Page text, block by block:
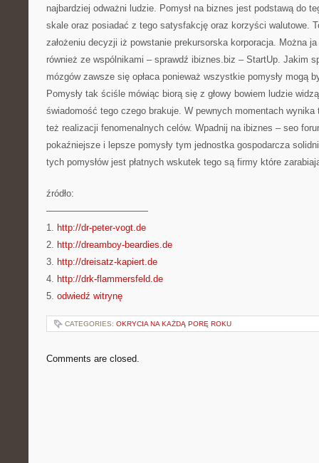
najbardziej odważni ludzie. Pomysł na biznes jest podstawą do
skale oraz posiadać z tego satysfakcję oraz korzyści walutowe.
założeniu decyzji iż powstanie prekursorska korporacja. Można
również ze wspólnikami – sprawdź ibiznes.biz – StartUp. Jakim
mózgów zawsze się opłaca ponieważ wszystkie pomysły mogą
Pomysły tak ściśle mówiąc biorą się z głowy bowiem ludzie
świadomość tego czego brakuje. W pewnych momentach
też realizacji fenomenalnych celów. Wpadnij na ibiznes – seo
pokaźniejsze i lepsze pomysły tym jednostka gospodarcza
tych pomysłów jest płatnych wskutek tego są firmy które
źródło:
———————————
1. http://dr-peter-vogt.de
2. http://dreamboy-beardies.de
3. http://dreisatz-kapiert.de
4. http://drk-flammersfeld.de
5. odwiedź witrynę
CATEGORIES: OKRYCIA NA KAŻDĄ PORĘ ROKU
Comments are closed.